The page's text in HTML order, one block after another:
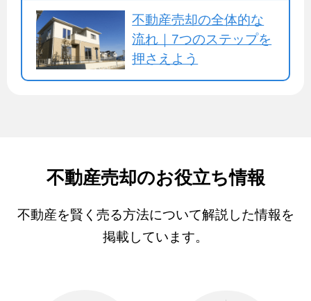
不動産売却の全体的な
流れ｜7つのステップを
押さえよう
不動産売却のお役立ち情報
不動産を賢く売る方法について解説した情報を
掲載しています。